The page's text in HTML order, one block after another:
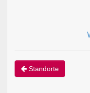
Standorte